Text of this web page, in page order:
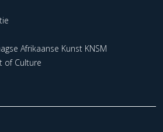
Afrikaanse Kunst KNSM
of Culture